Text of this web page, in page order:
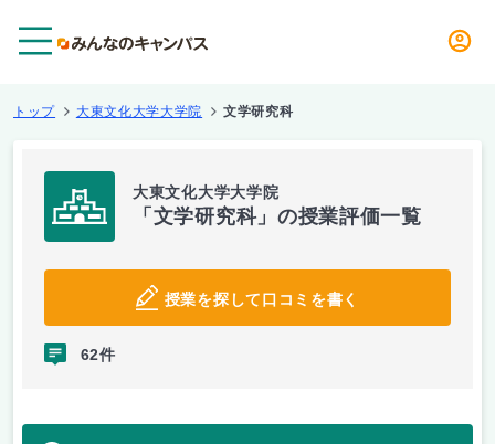
トップ 大東文化大学大学院 文学研究科
大東文化大学大学院
「文学研究科」の授業評価一覧
授業を探して口コミを書く
62件